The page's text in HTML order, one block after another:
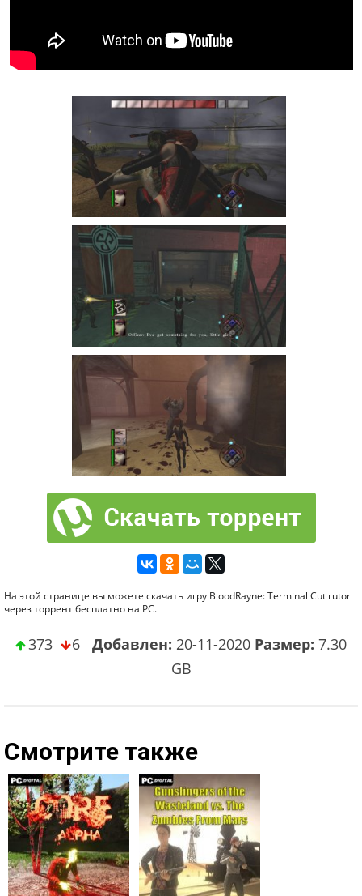
На этой странице вы можете скачать игру BloodRayne: Terminal Cut rutor
через торрент бесплатно на PC.
373 6 Добавлен: 20-11-2020 Размер: 7.30
GB
Смотрите также